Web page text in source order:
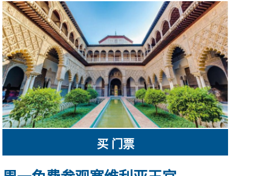
买 门票